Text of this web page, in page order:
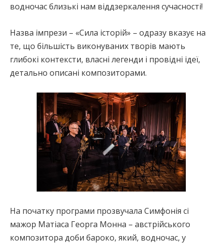
водночас близькі нам віддзеркалення сучасності!
Назва імпрези – «Сила історій» – одразу вказує на
те, що більшість виконуваних творів мають
глибокі контексти, власні легенди і провідні ідеї,
детально описані композиторами.
На початку програми прозвучала Симфонія сі
мажор Матіаса Георга Монна – австрійського
композитора доби бароко, який, водночас, у